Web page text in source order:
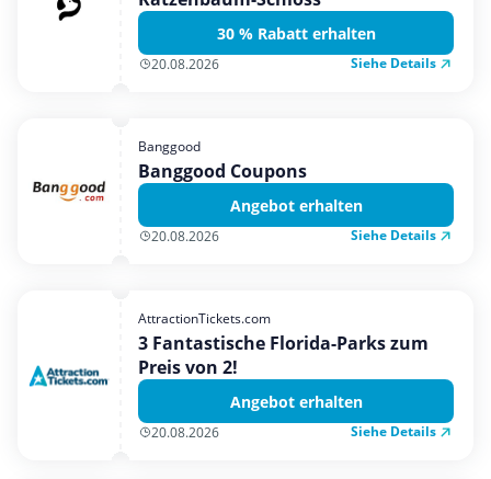
30 % Rabatt erhalten
20.08.2026 Siehe Details
Banggood
Banggood Coupons
Angebot erhalten
20.08.2026 Siehe Details
AttractionTickets.com
3 Fantastische Florida-Parks zum
Preis von 2!
Angebot erhalten
20.08.2026 Siehe Details